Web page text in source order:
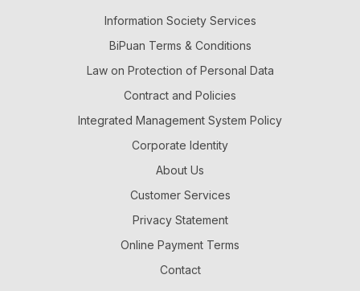
Information Society Services
BiPuan Terms & Conditions
Law on Protection of Personal Data
Contract and Policies
Integrated Management System Policy
Corporate Identity
About Us
Customer Services
Privacy Statement
Online Payment Terms
Contact